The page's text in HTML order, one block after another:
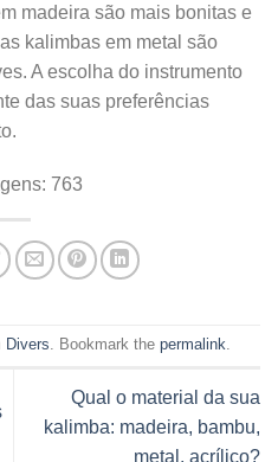
madeira são mais bonitas e
kalimbas em metal são
A escolha do instrumento
das suas preferências
763
Divers . Bookmark the permalink
Qual o material da sua
kalimba: madeira, bambu,
metal, acrílico?